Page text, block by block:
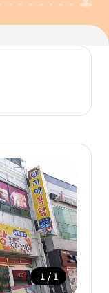
1 / 1